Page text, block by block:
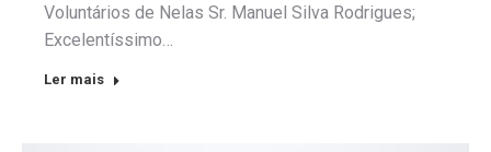
Voluntários de Nelas Sr. Manuel Silva Rodrigues;
Excelentíssimo…
Ler mais